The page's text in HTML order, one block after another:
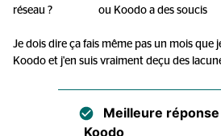
réseau ? ou Koodo a des soucis
Je dois dire ça fais même pas un mois que
Koodo et j'en suis vraiment deçu des
Meilleure
Koodo